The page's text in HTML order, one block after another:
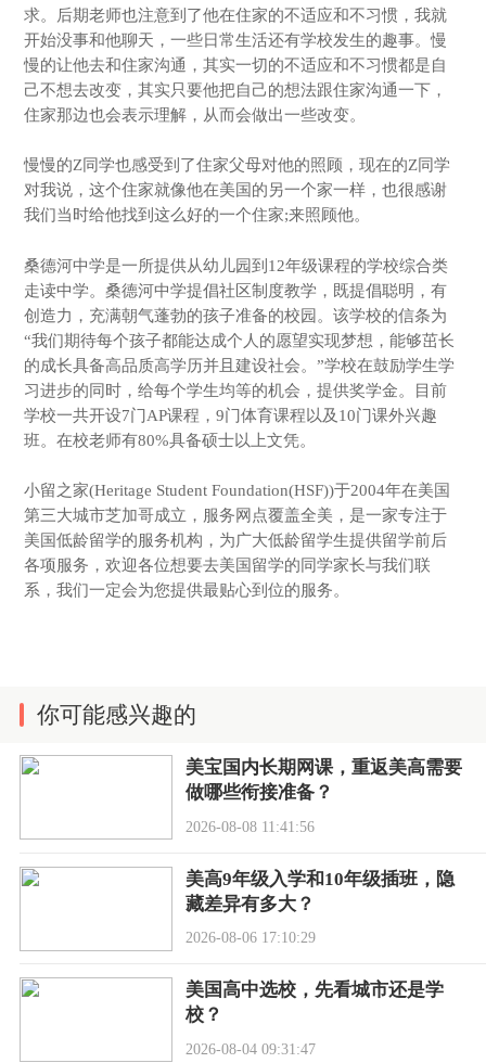
求。后期老师也注意到了他在住家的不适应和不习惯，我就
开始没事和他聊天，一些日常生活还有学校发生的趣事。慢
慢的让他去和住家沟通，其实一切的不适应和不习惯都是自
己不想去改变，其实只要他把自己的想法跟住家沟通一下，
住家那边也会表示理解，从而会做出一些改变。
慢慢的Z同学也感受到了住家父母对他的照顾，现在的Z同学
对我说，这个住家就像他在美国的另一个家一样，也很感谢
我们当时给他找到这么好的一个住家;来照顾他。
桑德河中学是一所提供从幼儿园到12年级课程的学校综合类
走读中学。桑德河中学提倡社区制度教学，既提倡聪明，有
创造力，充满朝气蓬勃的孩子准备的校园。该学校的信条为
“我们期待每个孩子都能达成个人的愿望实现梦想，能够茁长
的成长具备高品质高学历并且建设社会。”学校在鼓励学生学
习进步的同时，给每个学生均等的机会，提供奖学金。目前
学校一共开设7门AP课程，9门体育课程以及10门课外兴趣
班。在校老师有80%具备硕士以上文凭。
小留之家(Heritage Student Foundation(HSF))于2004年在美国
第三大城市芝加哥成立，服务网点覆盖全美，是一家专注于
美国低龄留学的服务机构，为广大低龄留学生提供留学前后
各项服务，欢迎各位想要去美国留学的同学家长与我们联
系，我们一定会为您提供最贴心到位的服务。
你可能感兴趣的
美宝国内长期网课，重返美高需要
做哪些衔接准备？
2026-08-08 11:41:56
美高9年级入学和10年级插班，隐
藏差异有多大？
2026-08-06 17:10:29
美国高中选校，先看城市还是学
校？
2026-08-04 09:31:47